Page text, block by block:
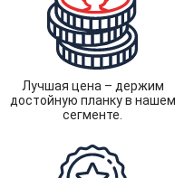
Лучшая цена – держим
достойную планку в нашем
сегменте.